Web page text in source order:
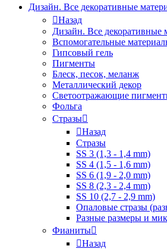
Дизайн. Все декоративные
Назад
Дизайн. Все декоративные
Вспомогательные
Гипсовый гель
Пигменты
Блеск, песок, меланж
Металлический декор
Светоотражающие
Фольга
Стразы
Назад
Стразы
SS 3 (1,3 - 1,4 mm)
SS 4 (1,5 - 1,6 mm)
SS 6 (1,9 - 2,0 mm)
SS 8 (2,3 - 2,4 mm)
SS 10 (2,7 - 2,9 mm)
Опаловые стразы
Разные размеры и
Фианиты
Назад